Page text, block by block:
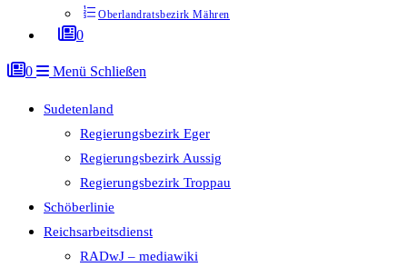
Oberlandratsbezirk Mähren
0
0 Menü Schließen
Sudetenland
Regierungsbezirk Eger
Regierungsbezirk Aussig
Regierungsbezirk Troppau
Schöberlinie
Reichsarbeitsdienst
RADwJ – mediawiki